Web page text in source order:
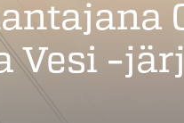
Vesi -